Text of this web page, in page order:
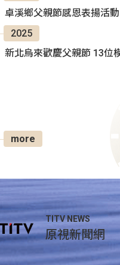
卓溪鄉父親節感恩表揚活
2025
新北烏來歡慶父親節 13位
more
TITV NEWS
原視新聞網